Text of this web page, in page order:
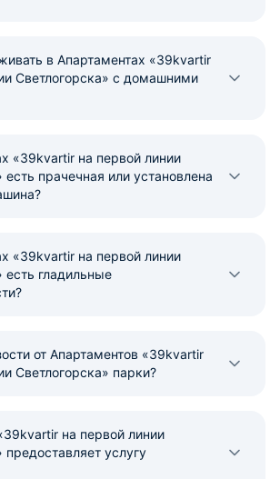
в Апартаментах «39kvartir
Светлогорска» с домашними
«39kvartir на первой линии
есть прачечная или установлена
«39kvartir на первой линии
есть гладильные
от Апартаментов «39kvartir
Светлогорска» парки?
на первой линии
предоставляет услугу